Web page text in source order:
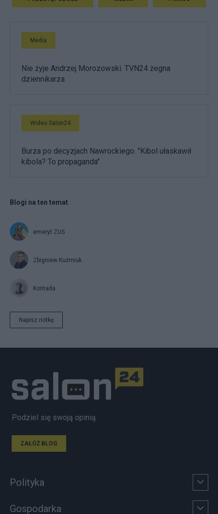
Media
Nie żyje Andrzej Morozowski. TVN24 żegna
dziennikarza
Wideo Salon24
Burza po decyzjach Nawrockiego. "Kibol ułaskawił
kibola? To propaganda"
Blogi na ten temat
emeryt ZUS
Zbigniew Kuźmiuk
Kontada
Napisz notkę
Podziel się swoją opinią
ZAŁÓŻ BLOG
Polityka
Gospodarka